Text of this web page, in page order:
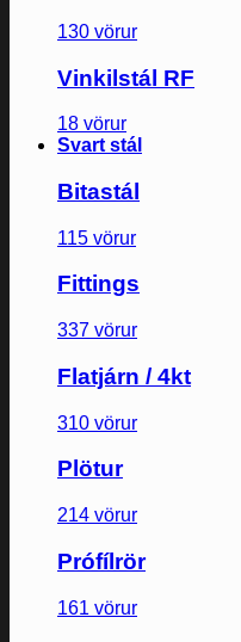
130 vörur
Vinkilstál RF
18 vörur
Svart stál
Bitastál
115 vörur
Fittings
337 vörur
Flatjárn / 4kt
310 vörur
Plötur
214 vörur
Prófílrör
161 vörur